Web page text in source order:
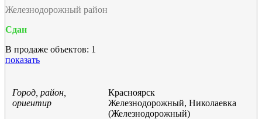
Железнодорожный район
Сдан
В продаже объектов: 1
показать
Город, район,
ориентир
Красноярск
Железнодорожный, Николаевка
(Железнодорожный)